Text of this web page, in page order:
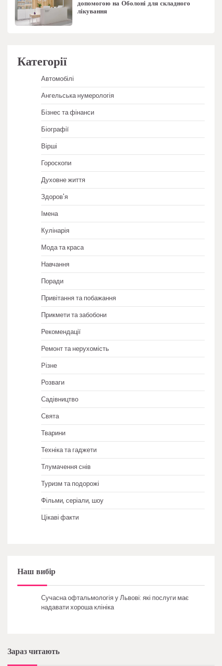
допомогою на Оболоні для складного
лікування
Категорії
Автомобілі
Ангельська нумерологія
Бізнес та фінанси
Біографії
Вірші
Гороскопи
Духовне життя
Здоров'я
Імена
Кулінарія
Мода та краса
Навчання
Поради
Привітання та побажання
Прикмети та забобони
Рекомендації
Ремонт та нерухомість
Різне
Розваги
Садівництво
Свята
Тварини
Техніка та гаджети
Тлумачення снів
Туризм та подорожі
Фільми, серіали, шоу
Цікаві факти
Наш вибір
Сучасна офтальмологія у Львові: які послуги має
надавати хороша клініка
Зараз читають